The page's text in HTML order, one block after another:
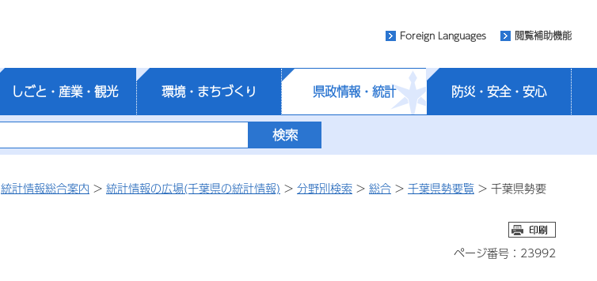
Foreign Languages 閲覧補助機能
しごと・産業・観光 環境・まちづくり 県政情報・統計 防災・安全・安心
統計情報総合案内 > 統計情報の広場(千葉県の統計情報) > 分野別検索 > 総合 > 千葉県勢要覧 > 千葉県勢要
ページ番号：23992